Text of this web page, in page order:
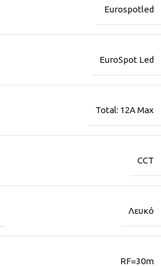
Eurospotled
EuroSpot Led
Total: 12A Max
CCT
Λευκό
RF=30m